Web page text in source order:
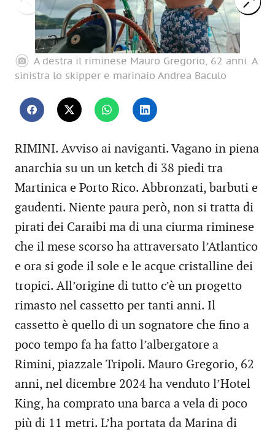
A destra il riminese Mauro Gregorio, 62 anni. A
sinistra lo skipper e marinaio Andrea Baculo
RIMINI. Avviso ai naviganti. Vagano in piena
anarchia su un un ketch di 38 piedi tra
Martinica e Porto Rico. Abbronzati, barbuti e
gaudenti. Niente paura però, non si tratta di
pirati dei Caraibi ma di una ciurma riminese
che il mese scorso ha attraversato l’Atlantico
e ora si gode il sole e le acque cristalline dei
tropici. All’origine di tutto c’è un progetto
rimasto nel cassetto per tanti anni. Il
cassetto è quello di un sognatore che fino a
poco tempo fa ha fatto l’albergatore a
Rimini, piazzale Tripoli. Mauro Gregorio, 62
anni, nel dicembre 2024 ha venduto l’Hotel
King, ha comprato una barca a vela di poco
più di 11 metri. L’ha portata da Marina di